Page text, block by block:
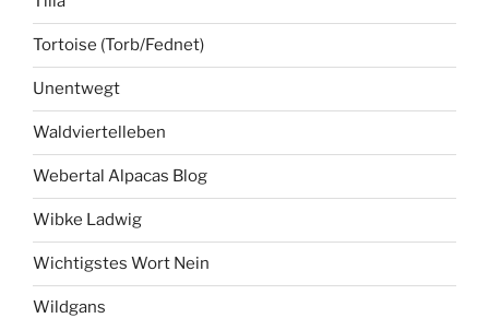
Tortoise (Torb/Fednet)
Unentwegt
Waldviertelleben
Webertal Alpacas Blog
Wibke Ladwig
Wichtigstes Wort Nein
Wildgans